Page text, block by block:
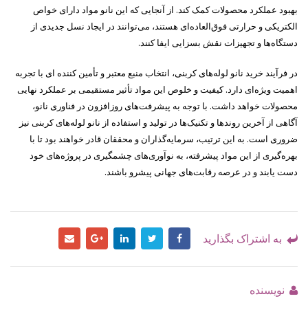
بهبود عملکرد محصولات کمک کند. از آنجایی که این نانو مواد دارای خواص
الکتریکی و حرارتی فوق‌العاده‌ای هستند، می‌توانند در ایجاد نسل جدیدی از
دستگاه‌ها و تجهیزات نقش بسزایی ایفا کنند.
در فرآیند خرید نانو لوله‌های کربنی، انتخاب منبع معتبر و تأمین کننده ای با تجربه
اهمیت ویژه‌ای دارد. کیفیت و خلوص این مواد تأثیر مستقیمی بر عملکرد نهایی
محصولات خواهد داشت. با توجه به پیشرفت‌های روزافزون در فناوری نانو،
آگاهی از آخرین روندها و تکنیک‌ها در تولید و استفاده از نانو لوله‌های کربنی نیز
ضروری است. به این ترتیب، سرمایه‌گذاران و محققان قادر خواهند بود تا با
بهره‌گیری از این مواد پیشرفته، به نوآوری‌های چشمگیری در پروژه‌های خود
دست یابند و در عرصه رقابت‌های جهانی پیشرو باشند.
به اشتراک بگذارید
نویسنده